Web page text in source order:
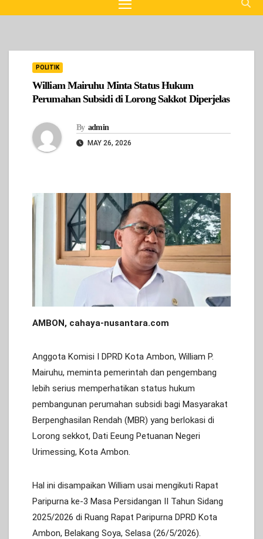
POLITIK
William Mairuhu Minta Status Hukum
Perumahan Subsidi di Lorong Sakkot Diperjelas
By admin
MAY 26, 2026
AMBON, cahaya-nusantara.com
Anggota Komisi I DPRD Kota Ambon, William P.
Mairuhu, meminta pemerintah dan pengembang
lebih serius memperhatikan status hukum
pembangunan perumahan subsidi bagi Masyarakat
Berpenghasilan Rendah (MBR) yang berlokasi di
Lorong sekkot, Dati Eeung Petuanan Negeri
Urimessing, Kota Ambon.
Hal ini disampaikan William usai mengikuti Rapat
Paripurna ke-3 Masa Persidangan II Tahun Sidang
2025/2026 di Ruang Rapat Paripurna DPRD Kota
Ambon, Belakang Soya, Selasa (26/5/2026).